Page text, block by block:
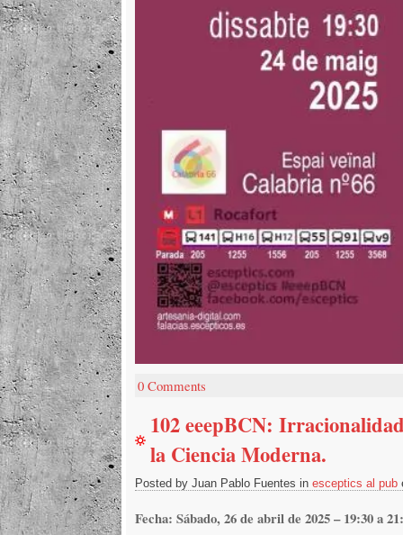
0 Comments
102 eeepBCN:
la Ciencia Moderna.
Posted by Juan Pablo Fuentes in esceptics al pub
Fecha: Sábado, 26 de abril de 2025 – 19:30 a